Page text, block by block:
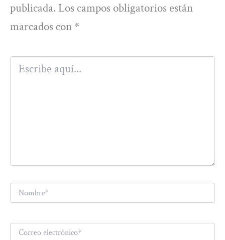
publicada. Los campos obligatorios están
marcados con *
Escribe
aquí...
Nombre*
Correo
electrónico*